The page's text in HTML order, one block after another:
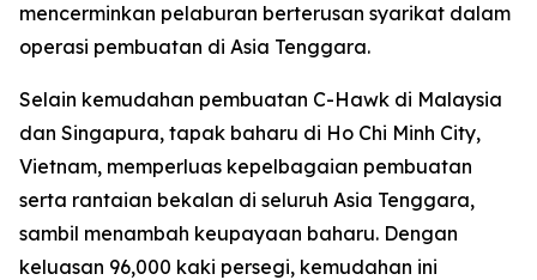
mencerminkan pelaburan berterusan syarikat dalam
operasi pembuatan di Asia Tenggara.
Selain kemudahan pembuatan C-Hawk di Malaysia
dan Singapura, tapak baharu di Ho Chi Minh City,
Vietnam, memperluas kepelbagaian pembuatan
serta rantaian bekalan di seluruh Asia Tenggara,
sambil menambah keupayaan baharu. Dengan
keluasan 96,000 kaki persegi, kemudahan ini